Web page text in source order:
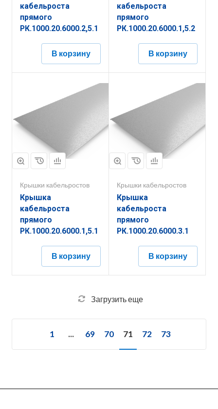
кабельроста
прямого
РК.1000.20.6000.2,5.1
В корзину
кабельроста
прямого
РК.1000.20.6000.1,5.2
В корзину
Крышки кабельростов
Крышка
кабельроста
прямого
РК.1000.20.6000.1,5.1
В корзину
Крышки кабельростов
Крышка
кабельроста
прямого
РК.1000.20.6000.3.1
В корзину
Загрузить еще
1 ... 69 70 71 72 73